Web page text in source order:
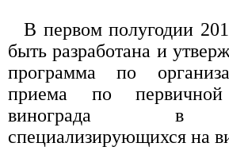
В первом полугодии
быть разработана и
программа по
приема по первичной
винограда в
специализирующихся на